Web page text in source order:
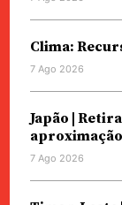
Clima:
7 Ago 2026
Japão |
7 Ago 2026